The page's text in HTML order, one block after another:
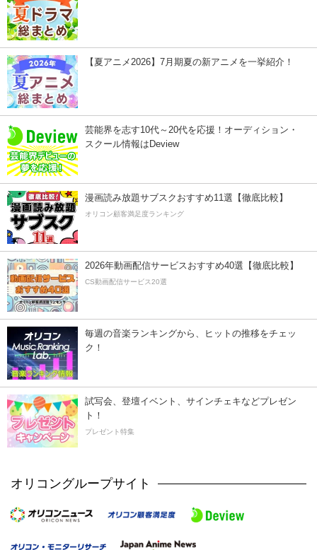
【夏アニメ2026】7月期夏の新アニメを一挙紹介！
芸能界を志す10代～20代を応援！オーディション・
スクール情報はDeview
漫画読み放題サブスクおすすめ11選【徹底比較】
オリコン顧客満足度ランキング
2026年動画配信サービスおすすめ40選【徹底比較】
CS動画配信サービス20選
毎週の音楽ランキングから、ヒットの推移をチェッ
ク！
試写会、登壇イベント、サインチェキなどプレゼン
ト！
プレゼント特集
オリコングループサイト